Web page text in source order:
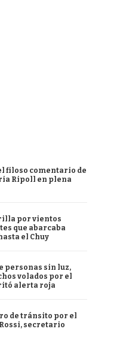
filoso comentario de
Ripoll en plena
por vientos
que abarcaba
el Chuy
personas sin luz,
volados por el
alerta roja
de tránsito por el
secretario